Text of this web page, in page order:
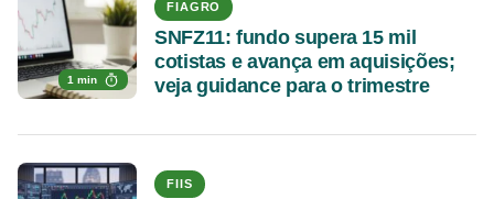
1 min
FIAGRO
SNFZ11: fundo supera 15 mil
cotistas e avança em aquisições;
veja guidance para o trimestre
FIIS